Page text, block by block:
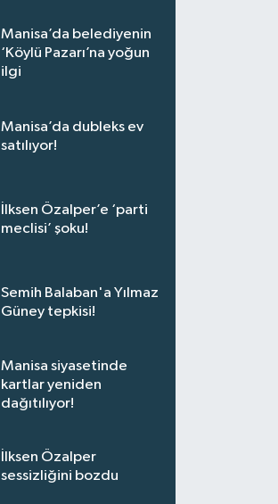
Manisa’da belediyenin
‘Köylü Pazarı’na yoğun
ilgi
Manisa’da dubleks ev
satılıyor!
İlksen Özalper’e ‘parti
meclisi’ şoku!
Semih Balaban'a Yılmaz
Güney tepkisi!
Manisa siyasetinde
kartlar yeniden
dağıtılıyor!
İlksen Özalper
sessizliğini bozdu